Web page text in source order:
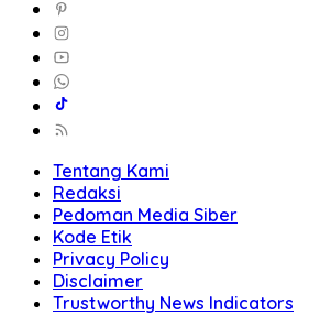
Tentang Kami
Redaksi
Pedoman Media Siber
Kode Etik
Privacy Policy
Disclaimer
Trustworthy News Indicators